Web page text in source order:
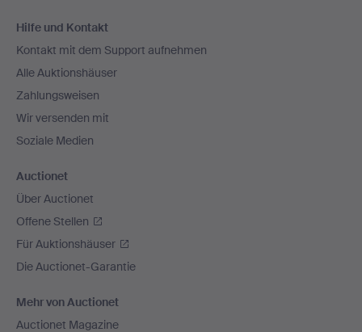
Navigation
Hilfe und Kontakt
Kontakt mit dem Support aufnehmen
Alle Auktionshäuser
Zahlungsweisen
Wir versenden mit
Soziale Medien
Auctionet
Über Auctionet
Offene Stellen
Für Auktionshäuser
Die Auctionet-Garantie
Mehr von Auctionet
Auctionet Magazine